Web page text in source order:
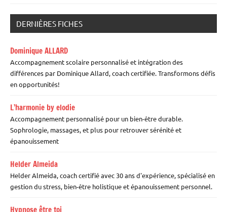
DERNIÈRES FICHES
Dominique ALLARD
Accompagnement scolaire personnalisé et intégration des
différences par Dominique Allard, coach certifiée. Transformons défis
en opportunités!
L’harmonie by elodie
Accompagnement personnalisé pour un bien-être durable.
Sophrologie, massages, et plus pour retrouver sérénité et
épanouissement
Helder Almeida
Helder Almeida, coach certifié avec 30 ans d'expérience, spécialisé en
gestion du stress, bien-être holistique et épanouissement personnel.
Hypnose être toi